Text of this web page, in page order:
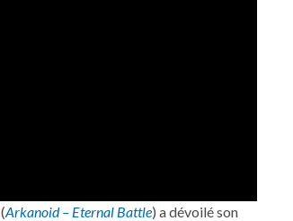
(Arkanoid – Eternal Battle) a dévoilé son